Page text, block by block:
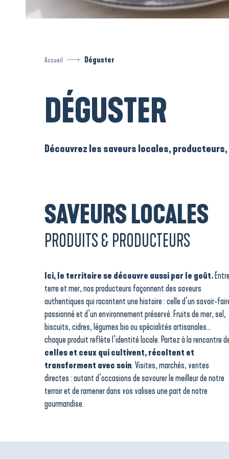
Accueil Déguster
DÉGUSTER
Découvrez les saveurs locales,
SAVEURS LOCALES
PRODUITS & PRODUCTEURS
Ici, le territoire se découvre aussi par le goût.
terre et mer, nos producteurs façonnent des saveurs
authentiques qui racontent une histoire : celle d’un savoir-
passionné et d’un environnement préservé. Fruits de mer, sel,
biscuits, cidres, légumes bio ou spécialités artisanales…
chaque produit reflète l’identité locale. Partez à la rencontre
celles et ceux qui cultivent, récoltent et
transforment avec soin. Visites, marchés, ventes
directes : autant d’occasions de savourer le meilleur de notre
terroir et de ramener dans vos valises une part de notre
gourmandise.